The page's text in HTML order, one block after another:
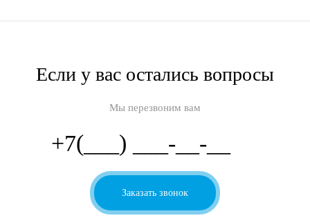
Если у вас остались вопросы
Мы перезвоним вам